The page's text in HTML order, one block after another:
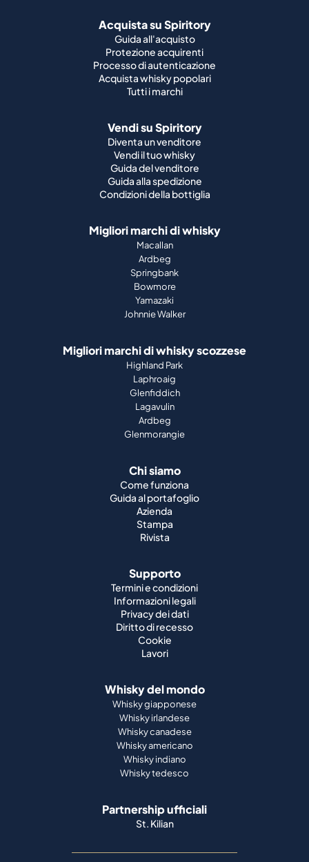
Acquista su Spiritory
Guida all'acquisto
Protezione acquirenti
Processo di autenticazione
Acquista whisky popolari
Tutti i marchi
Vendi su Spiritory
Diventa un venditore
Vendi il tuo whisky
Guida del venditore
Guida alla spedizione
Condizioni della bottiglia
Migliori marchi di whisky
Macallan
Ardbeg
Springbank
Bowmore
Yamazaki
Johnnie Walker
Migliori marchi di whisky scozzese
Highland Park
Laphroaig
Glenfiddich
Lagavulin
Ardbeg
Glenmorangie
Chi siamo
Come funziona
Guida al portafoglio
Azienda
Stampa
Rivista
Supporto
Termini e condizioni
Informazioni legali
Privacy dei dati
Diritto di recesso
Cookie
Lavori
Whisky del mondo
Whisky giapponese
Whisky irlandese
Whisky canadese
Whisky americano
Whisky indiano
Whisky tedesco
Partnership ufficiali
St. Kilian